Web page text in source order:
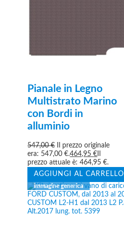
Pianale in Legno
Multistrato Marino
con Bordi in
alluminio
547,00€
Il prezzo originale
era: 547,00 €.464,95€
prezzo attuale è: 464,95 €.
AGGIUNGI AL CARRELLO